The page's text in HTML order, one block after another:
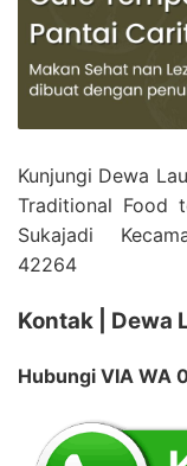
Kunjungi Dewa
Traditional Food
Sukajadi
42264
Kontak | Dewa
Hubungi VIA WA